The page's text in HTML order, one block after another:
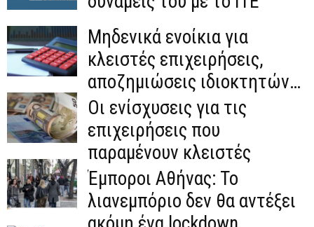
Μηδενικά ενοίκια για
κλειστές επιχειρήσεις,
αποζημιώσεις ιδιοκτητών
και άλλα μέτρα στήριξης
Οι ενίσχυσεις για τις
επιχειρήσεις που
παραμένουν κλειστές
Έμποροι Αθήνας: Το
λιανεμπόριο δεν θα αντέξει